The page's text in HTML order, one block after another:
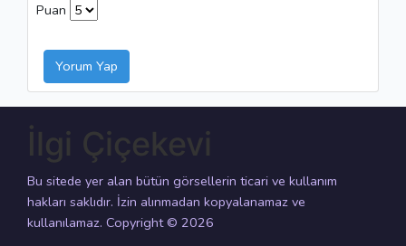
Puan
Yorum Yap
İlgi Çiçekevi
Bu sitede yer alan bütün görsellerin ticari ve kullanım
hakları saklıdır. İzin alınmadan kopyalanamaz ve
kullanılamaz. Copyright © 2026